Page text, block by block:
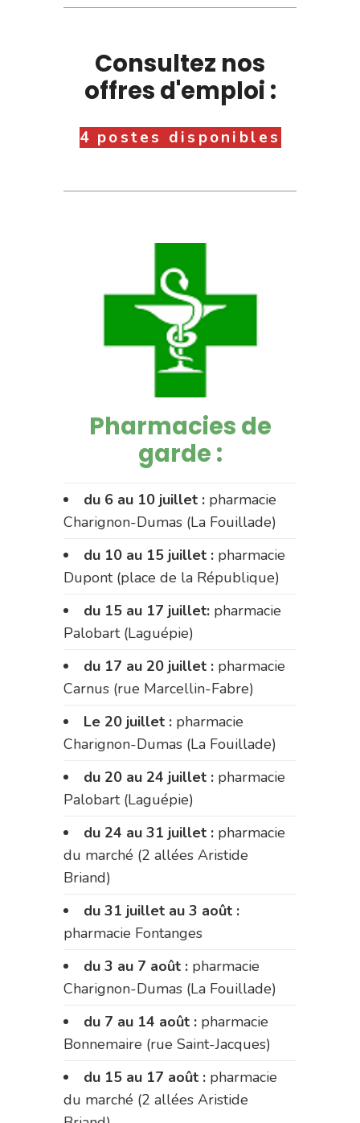
Consultez nos
offres d'emploi :
4 postes disponibles
Pharmacies de
garde :
du 6 au 10 juillet : pharmacie
Charignon-Dumas (La Fouillade)
du 10 au 15 juillet : pharmacie
Dupont (place de la République)
du 15 au 17 juillet: pharmacie
Palobart (Laguépie)
du 17 au 20 juillet : pharmacie
Carnus (rue Marcellin-Fabre)
Le 20 juillet : pharmacie
Charignon-Dumas (La Fouillade)
du 20 au 24 juillet : pharmacie
Palobart (Laguépie)
du 24 au 31 juillet : pharmacie
du marché (2 allées Aristide
Briand)
du 31 juillet au 3 août :
pharmacie Fontanges
du 3 au 7 août : pharmacie
Charignon-Dumas (La Fouillade)
du 7 au 14 août : pharmacie
Bonnemaire (rue Saint-Jacques)
du 15 au 17 août : pharmacie
du marché (2 allées Aristide